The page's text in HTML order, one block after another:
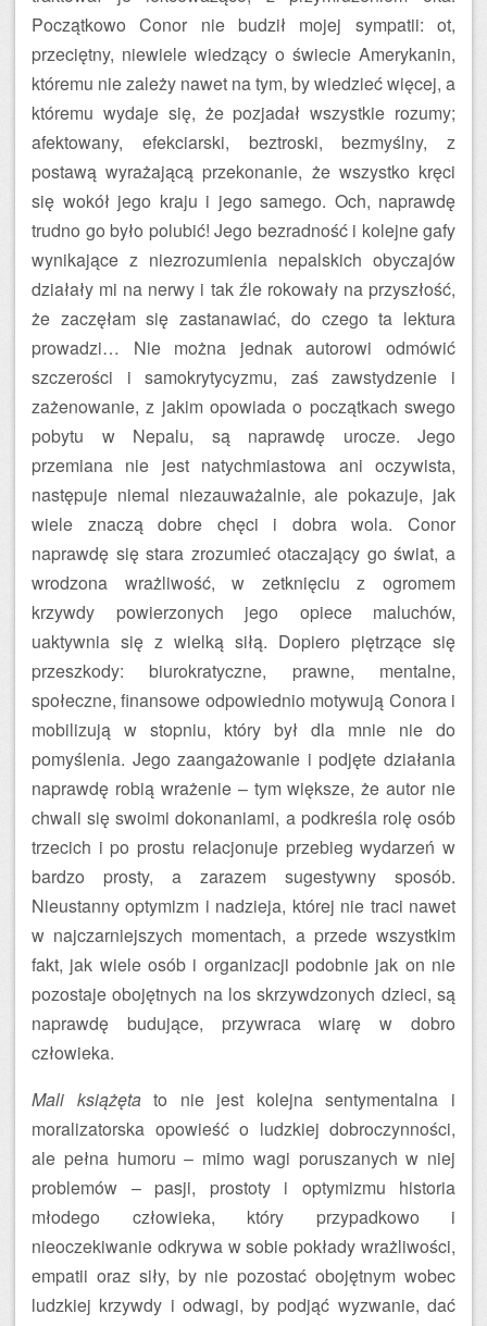
Początkowo Conor nie budził mojej sympatii: ot,
przeciętny, niewiele wiedzący o świecie Amerykanin,
któremu nie zależy nawet na tym, by wiedzieć więcej, a
któremu wydaje się, że pozjadał wszystkie rozumy;
afektowany, efekciarski, beztroski, bezmyślny, z
postawą wyrażającą przekonanie, że wszystko kręci
się wokół jego kraju i jego samego. Och, naprawdę
trudno go było polubić! Jego bezradność i kolejne gafy
wynikające z niezrozumienia nepalskich obyczajów
działały mi na nerwy i tak źle rokowały na przyszłość,
że zaczęłam się zastanawiać, do czego ta lektura
prowadzi… Nie można jednak autorowi odmówić
szczerości i samokrytycyzmu, zaś zawstydzenie i
zażenowanie, z jakim opowiada o początkach swego
pobytu w Nepalu, są naprawdę urocze. Jego
przemiana nie jest natychmiastowa ani oczywista,
następuje niemal niezauważalnie, ale pokazuje, jak
wiele znaczą dobre chęci i dobra wola. Conor
naprawdę się stara zrozumieć otaczający go świat, a
wrodzona wrażliwość, w zetknięciu z ogromem
krzywdy powierzonych jego opiece maluchów,
uaktywnia się z wielką siłą. Dopiero piętrzące się
przeszkody: biurokratyczne, prawne, mentalne,
społeczne, finansowe odpowiednio motywują Conora i
mobilizują w stopniu, który był dla mnie nie do
pomyślenia. Jego zaangażowanie i podjęte działania
naprawdę robią wrażenie – tym większe, że autor nie
chwali się swoimi dokonaniami, a podkreśla rolę osób
trzecich i po prostu relacjonuje przebieg wydarzeń w
bardzo prosty, a zarazem sugestywny sposób.
Nieustanny optymizm i nadzieja, której nie traci nawet
w najczarniejszych momentach, a przede wszystkim
fakt, jak wiele osób i organizacji podobnie jak on nie
pozostaje obojętnych na los skrzywdzonych dzieci, są
naprawdę budujące, przywraca wiarę w dobro
człowieka.
Mali książętato nie jest kolejna sentymentalna i
moralizatorska opowieść o ludzkiej dobroczynności,
ale pełna humoru – mimo wagi poruszanych w niej
problemów – pasji, prostoty i optymizmu historia
młodego człowieka, który przypadkowo i
nieoczekiwanie odkrywa w sobie pokłady wrażliwości,
empatii oraz siły, by nie pozostać obojętnym wobec
ludzkiej krzywdy i odwagi, by podjąć wyzwanie, dać